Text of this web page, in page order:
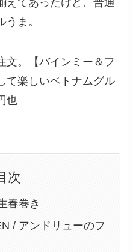
ま。
文。【バインミー＆フ
て楽しいベトナムグル
也
次
春巻き
/ アンドリューのフ